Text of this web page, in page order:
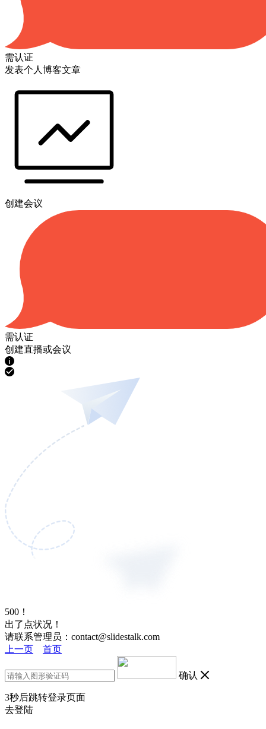
需认证
发表个人博客文章
创建会议
需认证
创建直播或会议
500！
出了点状况！
请联系管理员：contact@slidestalk.com
上一页
首页
确认
3秒后跳转登录页面
去登陆